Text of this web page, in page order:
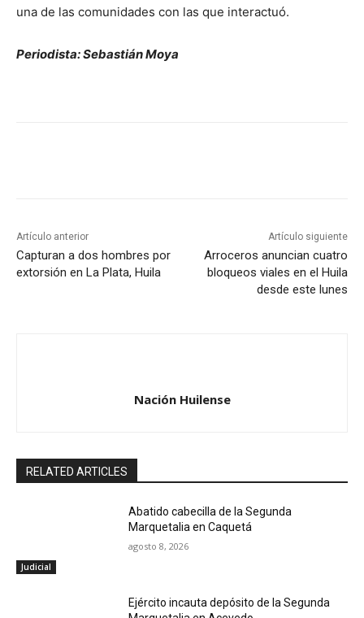
una de las comunidades con las que interactuó.
Periodista: Sebastián Moya
Artículo anterior
Capturan a dos hombres por
extorsión en La Plata, Huila
Artículo siguiente
Arroceros anuncian cuatro
bloqueos viales en el Huila
desde este lunes
Nación Huilense
RELATED ARTICLES
Judicial
Abatido cabecilla de la Segunda
Marquetalia en Caquetá
agosto 8, 2026
Ejército incauta depósito de la Segunda